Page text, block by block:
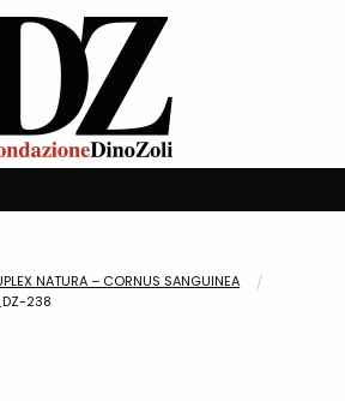
NATURA – CORNUS SANGUINEA
238